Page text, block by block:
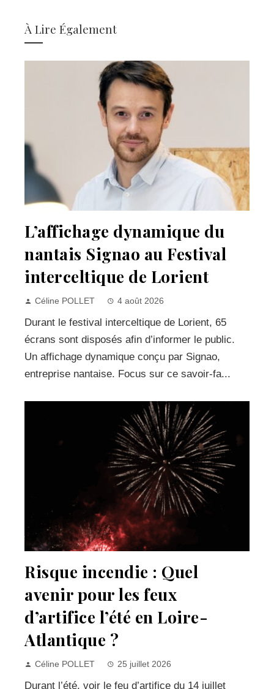
À Lire Également
L’affichage dynamique du
nantais Signao au Festival
interceltique de Lorient
Céline POLLET 4 août 2026
Durant le festival interceltique de Lorient, 65
écrans sont disposés afin d’informer le public.
Un affichage dynamique conçu par Signao,
entreprise nantaise. Focus sur ce savoir-fa...
Risque incendie : Quel
avenir pour les feux
d’artifice l’été en Loire-
Atlantique ?
Céline POLLET 25 juillet 2026
Durant l’été, voir le feu d’artifice du 14 juillet